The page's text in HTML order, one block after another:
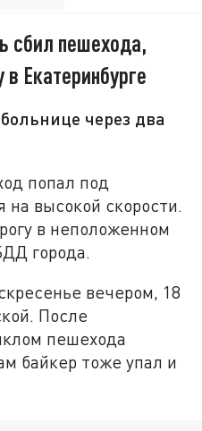
сбил пешехода,
Екатеринбурге
через два
попал под
высокой скорости.
в неположенном
города.
вечером, 18
После
пешехода
байкер тоже упал и